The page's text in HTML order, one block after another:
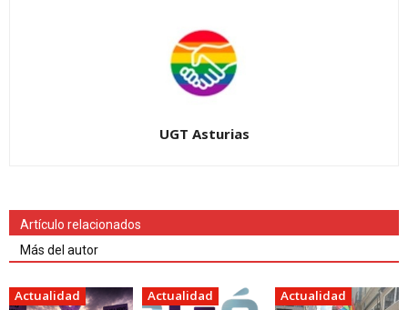
UGT Asturias
Artículo relacionados
Más del autor
Actualidad Actualidad Actualidad